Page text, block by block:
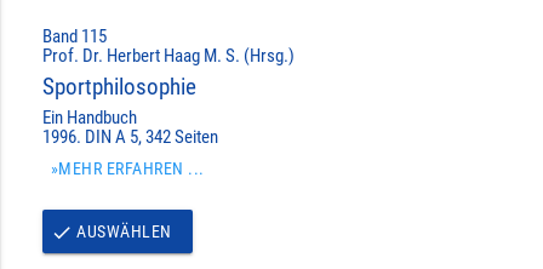
Band 115
Prof. Dr. Herbert Haag M. S. (Hrsg.)
Sportphilosophie
Ein Handbuch
1996. DIN A 5, 342 Seiten
»MEHR ERFAHREN ...
done AUSWÄHLEN